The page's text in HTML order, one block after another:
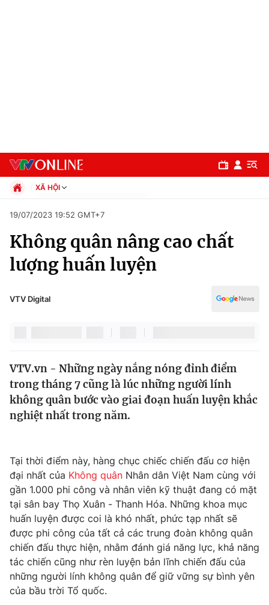
Chuyên mục
Chính trị
Xã hội
Y tế
Thế giới
Thế giới đó đây
Câu chuyện quốc tế
Tài chính
Thị trường
Góc doanh nghiệp
Dữ liệu và đời sống
Truyền hình
Phim VTV
Hậu trường
Nhân vật
Giải trí
Điện ảnh
Đời sống
XÃ HỘI
Xã hội
Pháp luật
Kinh tế
Thể thao
Văn hóa - Giải trí
Giáo dục
19/07/2023 19:52 GMT+7
Không quân nâng cao chất
lượng huấn luyện
VTV Digital
VTV.vn - Những ngày nắng nóng đỉnh điểm
trong tháng 7 cũng là lúc những người lính
không quân bước vào giai đoạn huấn luyện khắc
nghiệt nhất trong năm.
Tại thời điểm này, hàng chục chiếc chiến đấu cơ hiện
đại nhất của Không quân Nhân dân Việt Nam cùng với
gần 1.000 phi công và nhân viên kỹ thuật đang có mặt
tại sân bay Thọ Xuân - Thanh Hóa. Những khoa mục
huấn luyện được coi là khó nhất, phức tạp nhất sẽ
được phi công của tất cả các trung đoàn không quân
chiến đấu thực hiện, nhằm đánh giá năng lực, khả năng
tác chiến cũng như rèn luyện bản lĩnh chiến đấu của
những người lính không quân để giữ vững sự bình yên
của bầu trời Tổ quốc.